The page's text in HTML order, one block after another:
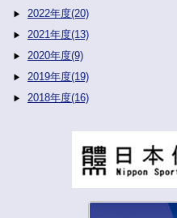
2022年度(20)
2021年度(13)
2020年度(9)
2019年度(19)
2018年度(16)